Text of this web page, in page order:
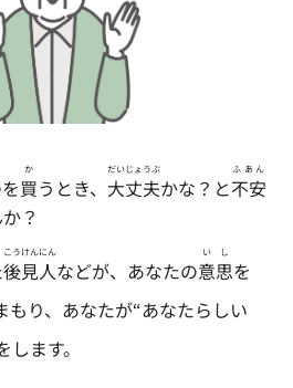
買
か
うとき、 大丈夫
だいじょうぶ
かな？と不安
ふあん
？
後見人
こうけんにん
などが、あなたの意思
いし
を
もり、あなたが“あなたらしい
します。